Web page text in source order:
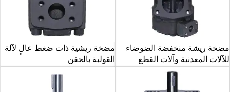
مضخة ريشة منخفضة الضوضاء
للآلات المعدنية وآلات القطع
مضخة ريشية ذات ضغط عالٍ لآلة
القولبة بالحقن